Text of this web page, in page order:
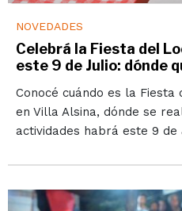
NOVEDADES
Celebrá la Fiesta del
este 9 de Julio: dónde
Conocé cuándo es la
en Villa Alsina, dónde se
actividades habrá este 9 de